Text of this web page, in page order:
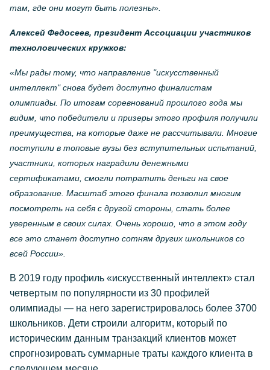
там, где они могут быть полезны».
Алексей Федосеев, президент Ассоциации участников
технологических кружков:
«Мы рады тому, что направление "искусственный
интеллект" снова будет доступно финалистам
олимпиады. По итогам соревнований прошлого года мы
видим, что победители и призеры этого профиля получили
преимущества, на которые даже не рассчитывали. Многие
поступили в топовые вузы без вступительных испытаний,
участники, которых наградили денежными
сертификатами, смогли потратить деньги на свое
образование. Масштаб этого финала позволил многим
посмотреть на себя с другой стороны, стать более
уверенным в своих силах. Очень хорошо, что в этом году
все это станет доступно сотням других школьников со
всей России».
В 2019 году профиль «искусственный интеллект» стал
четвертым по популярности из 30 профилей
олимпиады — на него зарегистрировалось более 3700
школьников. Дети строили алгоритм, который по
историческим данным транзакций клиентов может
спрогнозировать суммарные траты каждого клиента в